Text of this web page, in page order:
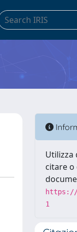
Utilizza
citare o
https://
1